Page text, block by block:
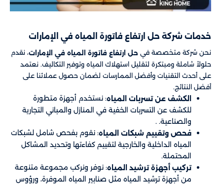
خدمات شركة حل ارتفاع فاتورة المياه في الإمارات
نحن شركة متخصصة في حل ارتفاع فاتورة المياه في الإمارات، نقدم
حلولاً شاملة ومبتكرة لتقليل استهلاك المياه وتوفير التكاليف. نعتمد
على أحدث التقنيات وأفضل الممارسات لضمان حصول عملائنا على
أفضل النتائج.
الكشف عن تسربات المياه: نستخدم أجهزة متطورة
للكشف عن التسربات الخفية في المنازل والمباني التجارية
والصناعية. .
فحص وتقييم شبكات المياه: نقوم بفحص شامل لشبكات
المياه الداخلية والخارجية لتقييم كفاءتها وتحديد المشاكل
المحتملة.
تركيب أجهزة ترشيد المياه: نوفر ونركب مجموعة متنوعة
من أجهزة ترشيد المياه مثل صنابير المياه الموفرة، ورؤوس